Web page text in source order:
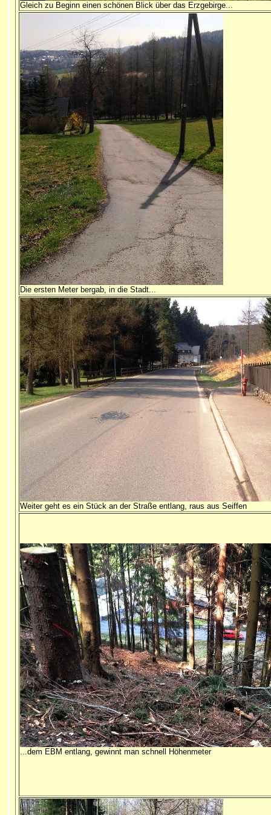
Gleich zu Beginn einen schönen Blick über das Erzgebirge...
Die ersten Meter bergab, in die Stadt...
Weiter geht es ein Stück an der Straße entlang, raus aus Seiffen
...dem EBM entlang, gewinnt man schnell Höhenmeter